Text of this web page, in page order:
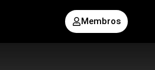
Membros